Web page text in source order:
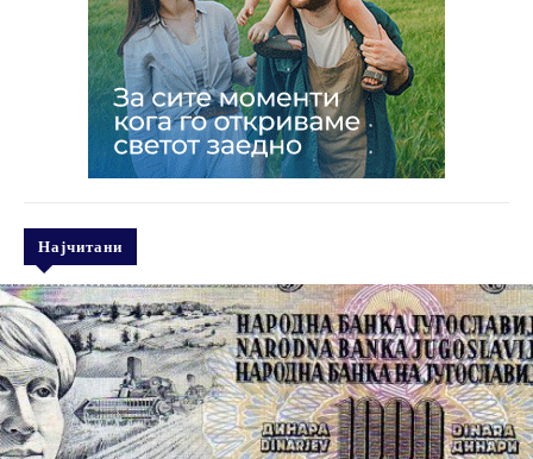
Најчитани